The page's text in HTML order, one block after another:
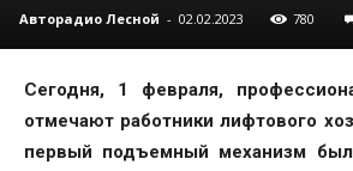
Авторадио Лесной - 02.02.2023 780
Сегодня, 1 февраля,
отмечают работники лифтового
первый подъемный механизм